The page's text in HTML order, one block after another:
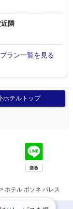
隣
ラン一覧を見る
ホテルトップ
ホテル ボソネ パレス